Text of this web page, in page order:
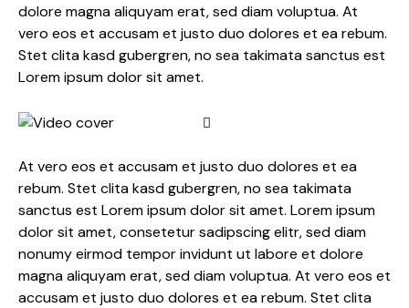
dolore magna aliquyam erat, sed diam voluptua. At
vero eos et accusam et justo duo dolores et ea rebum.
Stet clita kasd gubergren, no sea takimata sanctus est
Lorem ipsum dolor sit amet.
At vero eos et accusam et justo duo dolores et ea
rebum. Stet clita kasd gubergren, no sea takimata
sanctus est Lorem ipsum dolor sit amet. Lorem ipsum
dolor sit amet, consetetur sadipscing elitr, sed diam
nonumy eirmod tempor invidunt ut labore et dolore
magna aliquyam erat, sed diam voluptua. At vero eos et
accusam et justo duo dolores et ea rebum. Stet clita